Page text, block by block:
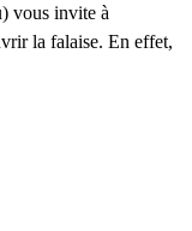
vous invite à
la falaise. En effet,